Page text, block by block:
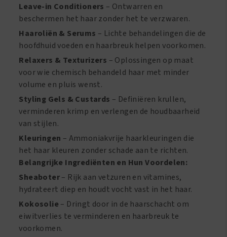
Leave-in Conditioners – Ontwarren en
beschermen het haar zonder het te verzwaren.
Haaroliën & Serums – Lichte behandelingen die de
hoofdhuid voeden en haarbreuk helpen voorkomen.
Relaxers & Texturizers – Oplossingen op maat
voor wie chemisch behandeld haar met minder
volume en pluis wenst.
Styling Gels & Custards – Definiëren krullen,
verminderen krimp en verlengen de houdbaarheid
van stijlen.
Kleuringen – Ammoniakvrije haarkleuringen die
het haar kleuren zonder schade aan te richten.
Belangrijke Ingrediënten en Hun Voordelen:
Sheaboter– Rijk aan vetzuren en vitamines,
hydrateert diep en houdt vocht vast in het haar.
Kokosolie – Dringt door in de haarschacht om
eiwitverlies te verminderen en haarbreuk te
voorkomen.